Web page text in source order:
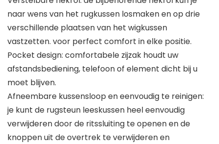
naar wens van het rugkussen losmaken en op drie
verschillende plaatsen van het wigkussen
vastzetten. voor perfect comfort in elke positie.
Pocket design: comfortabele zijzak houdt uw
afstandsbediening, telefoon of element dicht bij u
moet blijven.
Afneembare kussensloop en eenvoudig te reinigen:
je kunt de rugsteun leeskussen heel eenvoudig
verwijderen door de ritssluiting te openen en de
knoppen uit de overtrek te verwijderen en